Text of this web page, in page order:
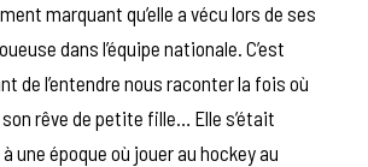
marquant qu’elle a vécu lors de ses
dans l’équipe nationale. C’est
de l’entendre nous raconter la fois où
rêve de petite fille… Elle s’était
une époque où jouer au hockey au